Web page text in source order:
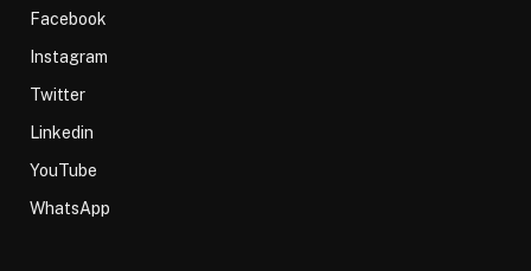
Facebook
Instagram
Twitter
Linkedin
YouTube
WhatsApp